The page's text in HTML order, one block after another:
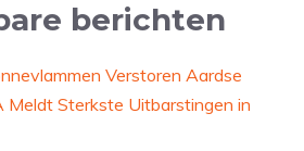
berichten
Verstoren Aardse
Meldt Sterkste Uitbarstingen in